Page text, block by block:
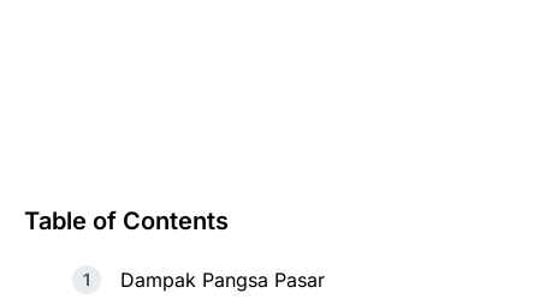
Table of Contents
Dampak Pangsa Pasar